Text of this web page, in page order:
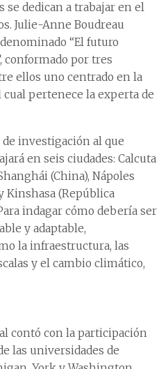
se dedican a trabajar en el
Julie-Anne Boudreau
“El futuro
conformado por tres
ellos uno centrado en la
pertenece la experta de
investigación al que
en seis ciudades: Calcuta
(China), Nápoles
Kinshasa (República
indagar cómo debería ser
y adaptable,
la infraestructura, las
y el cambio climático,
contó con la participación
las universidades de